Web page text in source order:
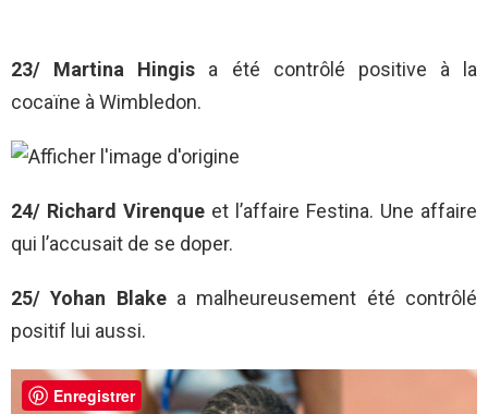
23/ Martina Hingis a été contrôlé positive à la
cocaïne à Wimbledon.
24/ Richard Virenque et l’affaire Festina. Une affaire
qui l’accusait de se doper.
25/ Yohan Blakea malheureusement été contrôlé
positif lui aussi.
Enregistrer